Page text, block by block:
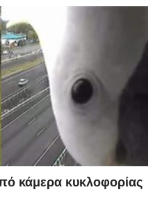
κάμερα κυκλοφορίας